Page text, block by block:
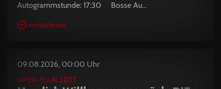
Autogrammstunde: 17:30 Bosse Au...
weiterlesen
09.08.2026, 00:00 Uhr
OPEN FLAIR 2027